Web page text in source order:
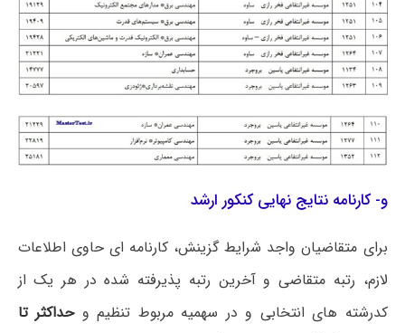
و- کارنامه نتایج نهایی کنکور ارشد
برای متقاضیان واجد شرایط گزینش، کارنامه ای حاوی اطلاعات
لازم، رتبه متقاضی و آخرین رتبه پذیرفته شده در هر یک از
کدرشته های انتخابی و در سهمیه مربوط تنظیم وحداکثر تا